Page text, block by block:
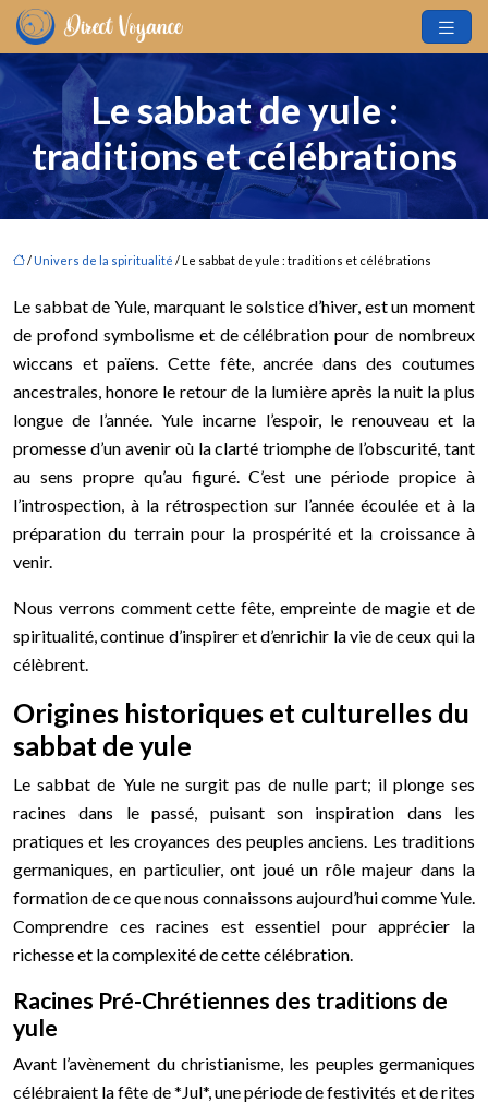
Le sabbat de yule :
traditions et célébrations
/ Univers de la spiritualité / Le sabbat de yule : traditions et célébrations
Le sabbat de Yule, marquant le solstice d’hiver, est un moment
de profond symbolisme et de célébration pour de nombreux
wiccans et païens. Cette fête, ancrée dans des coutumes
ancestrales, honore le retour de la lumière après la nuit la plus
longue de l’année. Yule incarne l’espoir, le renouveau et la
promesse d’un avenir où la clarté triomphe de l’obscurité, tant
au sens propre qu’au figuré. C’est une période propice à
l’introspection, à la rétrospection sur l’année écoulée et à la
préparation du terrain pour la prospérité et la croissance à
venir.
Nous verrons comment cette fête, empreinte de magie et de
spiritualité, continue d’inspirer et d’enrichir la vie de ceux qui la
célèbrent.
Origines historiques et culturelles du
sabbat de yule
Le sabbat de Yule ne surgit pas de nulle part; il plonge ses
racines dans le passé, puisant son inspiration dans les
pratiques et les croyances des peuples anciens. Les traditions
germaniques, en particulier, ont joué un rôle majeur dans la
formation de ce que nous connaissons aujourd’hui comme Yule.
Comprendre ces racines est essentiel pour apprécier la
richesse et la complexité de cette célébration.
Racines Pré-Chrétiennes des traditions de
yule
Avant l’avènement du christianisme, les peuples germaniques
célébraient la fête de *Jul*, une période de festivités et de rites